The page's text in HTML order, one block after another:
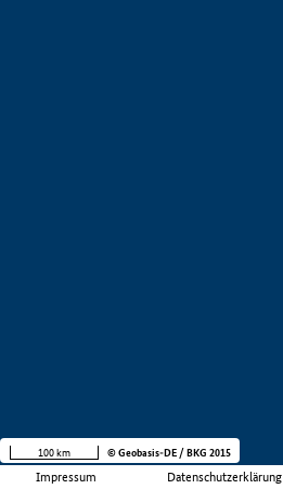
Impressum Datenschutzerklärung
100 km © Geobasis-DE / BKG 2015